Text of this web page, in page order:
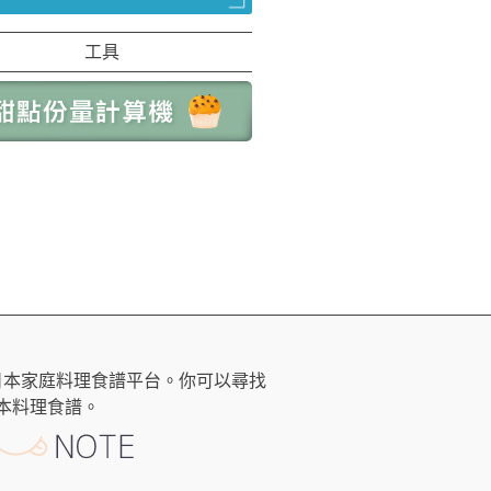
工具
家庭料理食譜平台。你可以尋找
料理食譜。